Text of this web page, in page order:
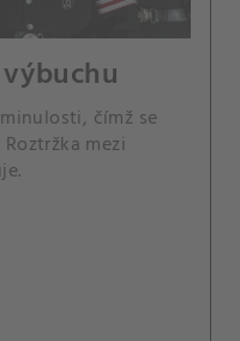
čímž se
mezi